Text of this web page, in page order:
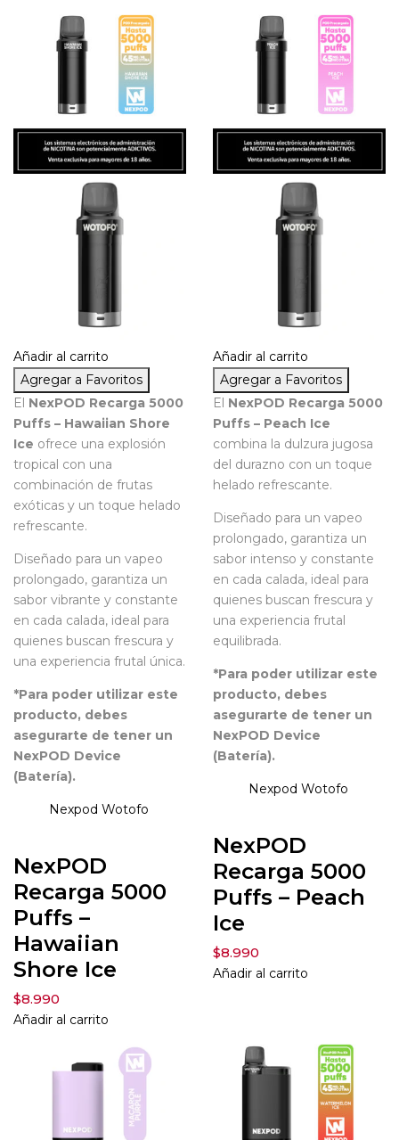
Añadir al carrito
Agregar a Favoritos
El NexPOD Recarga 5000
Puffs – Hawaiian Shore
Ice ofrece una explosión
tropical con una
combinación de frutas
exóticas y un toque helado
refrescante.
Diseñado para un vapeo
prolongado, garantiza un
sabor vibrante y constante
en cada calada, ideal para
quienes buscan frescura y
una experiencia frutal única.
*Para poder utilizar este
producto, debes
asegurarte de tener un
NexPOD Device
(Batería).
Nexpod Wotofo
NexPOD
Recarga 5000
Puffs –
Hawaiian
Shore Ice
$8.990
Añadir al carrito
Añadir al carrito
Agregar a Favoritos
El NexPOD Recarga 5000
Puffs – Peach Ice
combina la dulzura jugosa
del durazno con un toque
helado refrescante.
Diseñado para un vapeo
prolongado, garantiza un
sabor intenso y constante
en cada calada, ideal para
quienes buscan frescura y
una experiencia frutal
equilibrada.
*Para poder utilizar este
producto, debes
asegurarte de tener un
NexPOD Device
(Batería).
Nexpod Wotofo
NexPOD
Recarga 5000
Puffs – Peach
Ice
$8.990
Añadir al carrito